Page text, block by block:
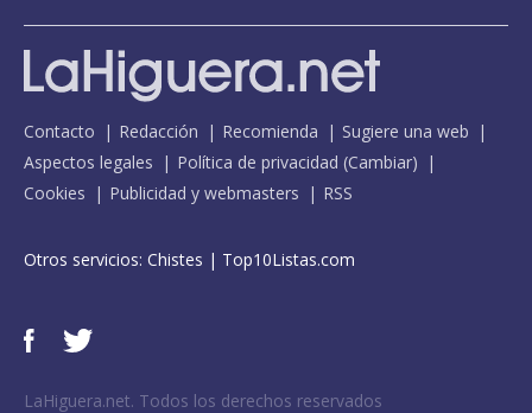
Contacto Redacción Recomienda
Sugiere una web
Aspectos legales
Política de privacidad (Cambiar)
Cookies
Publicidad y webmasters RSS
Otros servicios: Chistes | Top10Listas.com
LaHiguera.net. Todos los derechos reservados